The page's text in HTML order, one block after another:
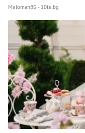
MelomanBG - 10te.bg